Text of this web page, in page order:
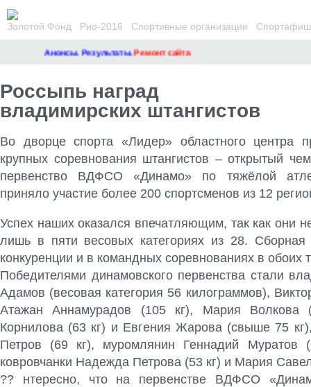
Золотой Фонд Рио-2016 Спортивные организации
Анонсы. Результаты.Ремонт сайта
Россыпь наград
владимирских штангистов
Во дворце спорта «Лидер» областного центра
крупных соревнования штангистов – открытый
первенство ВДФСО «Динамо» по тяжёлой
приняло участие более 200 спортсменов из 12
Успех наших оказался впечатляющим, так как они
лишь в пяти весовых категориях из 28.
конкуренции и в командных соревнованиях в обоих
Победителями динамовского первенства стали
Адамов (весовая категория 56 килограммов),
Атажан Аннамурадов (105 кг), Мария Волкова
Корнилова (63 кг) и Евгения Жарова (свыше 75
Петров (69 кг), муромлянин Геннадий Муратов
ковровчанки Надежда Петрова (53 кг) и Мария
?? нтересно, что на первенстве ВДФСО